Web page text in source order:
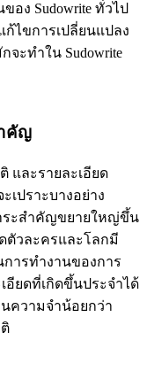
ง Sudowrite ทั่วไป
ก้ไขการเปลี่ยนแปลง
ะทำใน Sudowrite
คัญ
และรายละเอียด
เปราะบางอย่าง
าระสำคัญขยายใหญ่ขึ้น
ดตัวละครและโลกมี
ารทำงานของการ
อียดที่เกิดขึ้นประจำได้
ความจำน้อยกว่า